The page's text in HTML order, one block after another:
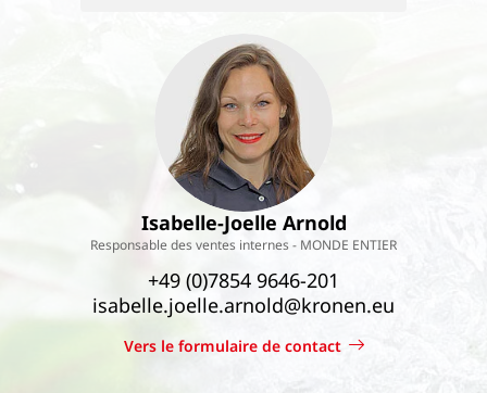
Isabelle-Joelle Arnold
Responsable des ventes internes - MONDE ENTIER
+49 (0)7854 9646-201
isabelle.joelle.arnold@kronen.eu
Vers le formulaire de contact